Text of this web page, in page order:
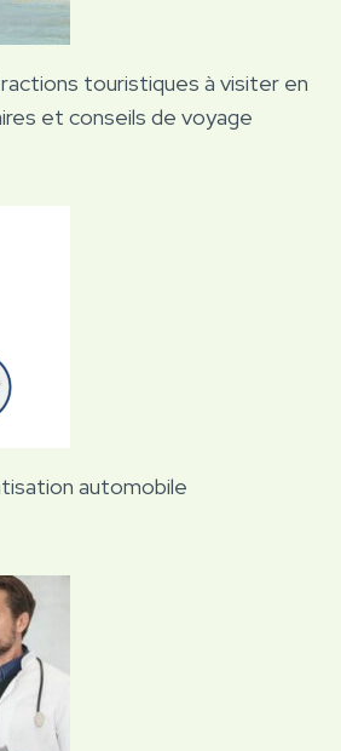
touristiques à visiter en
et conseils de voyage
automobile